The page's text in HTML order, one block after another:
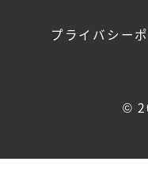
プライバシー
©